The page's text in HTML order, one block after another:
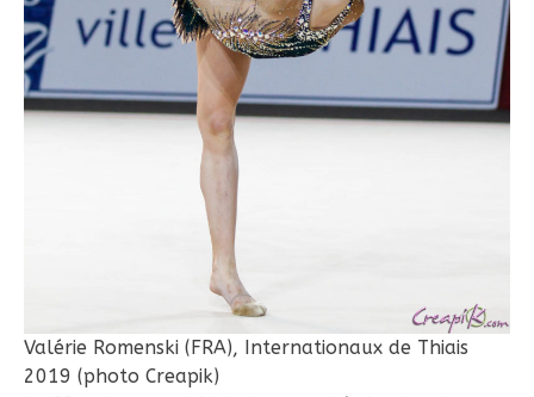
Valérie Romenski (FRA), Internationaux de Thiais
2019 (photo Creapik)